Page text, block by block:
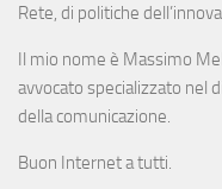
Rete, di politiche
Il mio nome è Massimo
avvocato specializzato nel
della comunicazione.
Buon Internet a tutti.